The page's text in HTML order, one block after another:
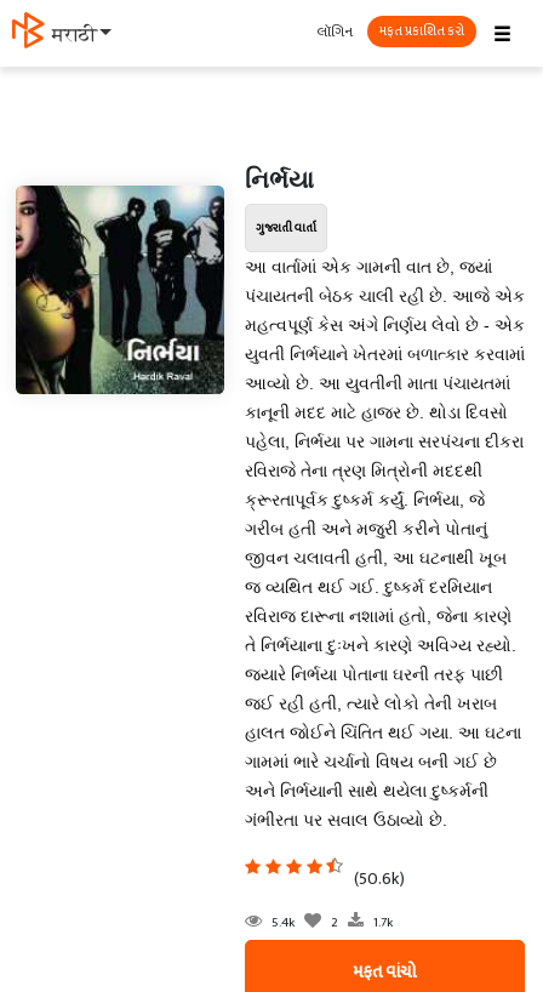
मराठी ☰
લૉગિન મફત પ્રકાશિત કરો
નિર્ભયા
ગુજરાતી વાર્તા
આ વાર્તામાં એક ગામની વાત છે, જ્યાં
પંચાયતની બેઠક ચાલી રહી છે. આજે એક
મહત્વપૂર્ણ કેસ અંગે નિર્ણય લેવો છે - એક
યુવતી નિર્ભયાને ખેતરમાં બળાત્કાર કરવામાં
આવ્યો છે. આ યુવતીની માતા પંચાયતમાં
કાનૂની મદદ માટે હાજર છે. થોડા દિવસો
પહેલા, નિર્ભયા પર ગામના સરપંચના દીકરા
રવિરાજે તેના ત્રણ મિત્રોની મદદથી
ક્રૂરતાપૂર્વક દુષ્કર્મ કર્યું. નિર્ભયા, જે
ગરીબ હતી અને મજુરી કરીને પોતાનું
જીવન ચલાવતી હતી, આ ઘટનાથી ખૂબ
જ વ્યથિત થઈ ગઈ. દુષ્કર્મ દરમિયાન
રવિરાજ દારૂના નશામાં હતો, જેના કારણે
તે નિર્ભયાના દુઃખને કારણે અવિગ્ય રહ્યો.
જ્યારે નિર્ભયા પોતાના ઘરની તરફ પાછી
જઈ રહી હતી, ત્યારે લોકો તેની ખરાબ
હાલત જોઈને ચિંતિત થઈ ગયા. આ ઘટના
ગામમાં ભારે ચર્ચાનો વિષય બની ગઈ છે
અને નિર્ભયાની સાથે થયેલા દુષ્કર્મની
ગંભીરતા પર સવાલ ઉઠાવ્યો છે.
(50.6k)
5.4k 2 1.7k
મફત વાંચો